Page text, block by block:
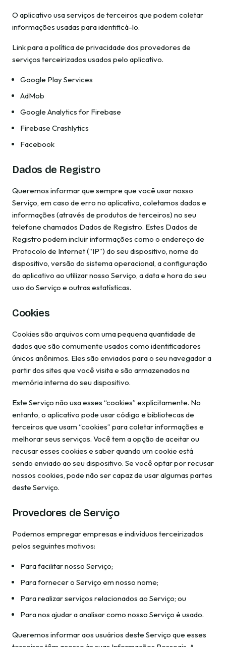
O aplicativo usa serviços de terceiros que podem coletar
informações usadas para identificá-lo.
Link para a política de privacidade dos provedores de
serviços terceirizados usados pelo aplicativo.
Google Play Services
AdMob
Google Analytics for Firebase
Firebase Crashlytics
Facebook
Dados de Registro
Queremos informar que sempre que você usar nosso
Serviço, em caso de erro no aplicativo, coletamos dados e
informações (através de produtos de terceiros) no seu
telefone chamados Dados de Registro. Estes Dados de
Registro podem incluir informações como o endereço de
Protocolo de Internet (“IP”) do seu dispositivo, nome do
dispositivo, versão do sistema operacional, a configuração
do aplicativo ao utilizar nosso Serviço, a data e hora do seu
uso do Serviço e outras estatísticas.
Cookies
Cookies são arquivos com uma pequena quantidade de
dados que são comumente usados como identificadores
únicos anônimos. Eles são enviados para o seu navegador a
partir dos sites que você visita e são armazenados na
memória interna do seu dispositivo.
Este Serviço não usa esses “cookies” explicitamente. No
entanto, o aplicativo pode usar código e bibliotecas de
terceiros que usam “cookies” para coletar informações e
melhorar seus serviços. Você tem a opção de aceitar ou
recusar esses cookies e saber quando um cookie está
sendo enviado ao seu dispositivo. Se você optar por recusar
nossos cookies, pode não ser capaz de usar algumas partes
deste Serviço.
Provedores de Serviço
Podemos empregar empresas e indivíduos terceirizados
pelos seguintes motivos:
Para facilitar nosso Serviço;
Para fornecer o Serviço em nosso nome;
Para realizar serviços relacionados ao Serviço; ou
Para nos ajudar a analisar como nosso Serviço é usado.
Queremos informar aos usuários deste Serviço que esses